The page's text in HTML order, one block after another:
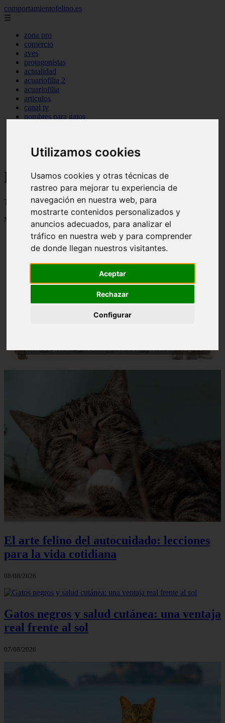
Utilizamos cookies
Usamos cookies y otras técnicas de
rastreo para mejorar tu experiencia de
navegación en nuestra web, para
mostrarte contenidos personalizados y
anuncios adecuados, para analizar el
tráfico en nuestra web y para comprender
de donde llegan nuestros visitantes.
Aceptar
Rechazar
Configurar
comportamientofelino.es
☰
zona pro
comercio
aves
protagonistas
actualidad
acuariofilia 2
acuariofilia
articulos
canal tv
nombres para gatos
zona pro
Blog sobre gatos
Todo sobre gatos, nombres de gatos y razas de gatos
Mostrando 1 - 24 de 2801 artículos
El arte felino del autocuidado: lecciones
para la vida cotidiana
08/08/2026
Gatos negros y salud cutánea: una ventaja
real frente al sol
07/08/2026